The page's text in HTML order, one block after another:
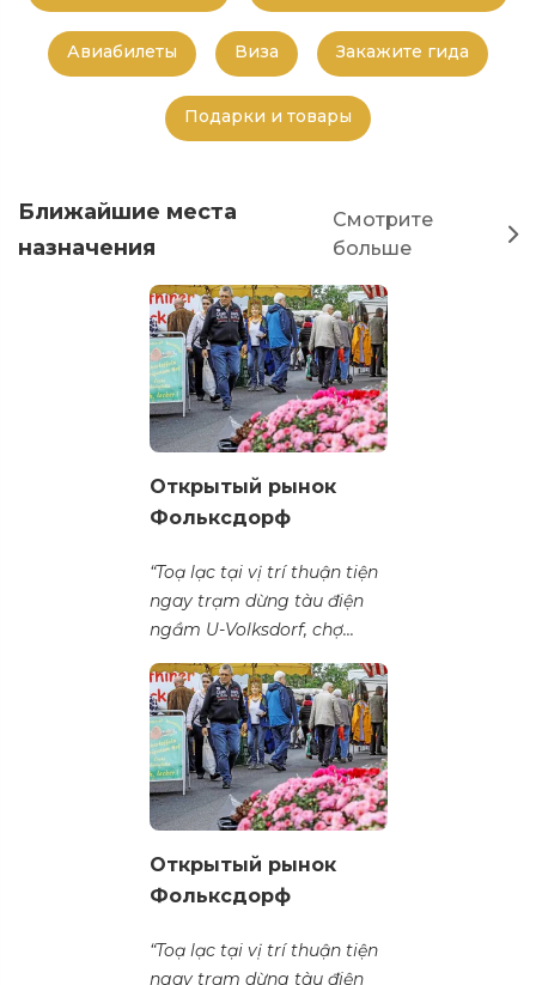
Авиабилеты Виза Закажите гида
Подарки и товары
Ближайшие места
назначения
Смотрите
больше
Открытый рынок
Фольксдорф
“Toạ lạc tại vị trí thuận tiện
ngay trạm dừng tàu điện
ngầm U-Volksdorf, chợ...
Открытый рынок
Фольксдорф
“Toạ lạc tại vị trí thuận tiện
ngay trạm dừng tàu điện